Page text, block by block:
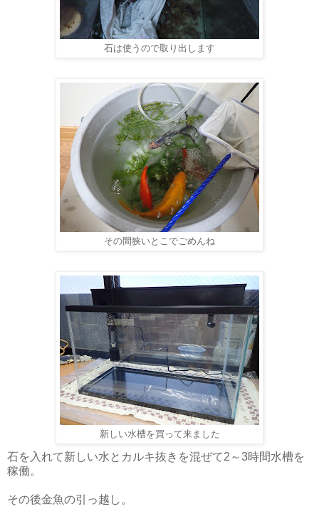
石は使うので取り出します
その間狭いとこでごめんね
新しい水槽を買って来ました
石を入れて新しい水とカルキ抜きを混ぜて2～3時間水槽を
稼働。
その後金魚の引っ越し。